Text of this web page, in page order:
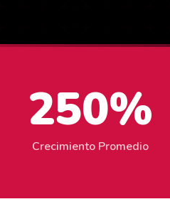
250%
Crecimiento Promedio